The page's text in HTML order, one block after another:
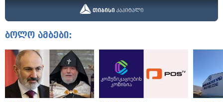
ბოლო ამბები: